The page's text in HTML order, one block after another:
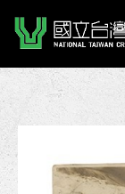
國立
網頁導覽